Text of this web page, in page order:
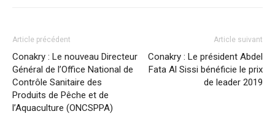
Article précédent
Conakry : Le nouveau Directeur
Général de l’Office National de
Contrôle Sanitaire des
Produits de Pêche et de
l’Aquaculture (ONCSPPA)
Article suivant
Conakry : Le président Abdel
Fata Al Sissi bénéficie le prix
de leader 2019